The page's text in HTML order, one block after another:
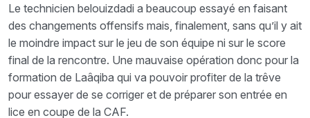
Le technicien belouizdadi a beaucoup essayé en faisant
des changements offensifs mais, finalement, sans qu’il y ait
le moindre impact sur le jeu de son équipe ni sur le score
final de la rencontre. Une mauvaise opération donc pour la
formation de Laâqiba qui va pouvoir profiter de la trêve
pour essayer de se corriger et de préparer son entrée en
lice en coupe de la CAF.